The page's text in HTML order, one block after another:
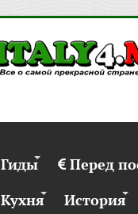
Гиды Перед
Кухня
История